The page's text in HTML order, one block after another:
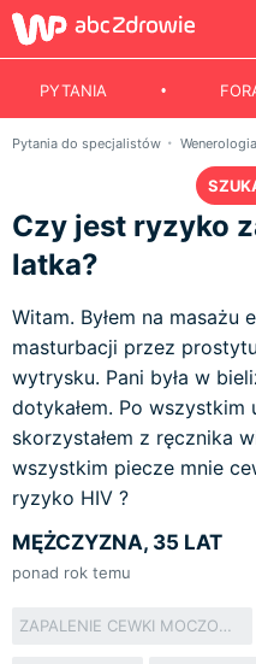
PYTANIA
Pytania do specjalistów Wenerologia
Czy jest ryzyko
latka?
Witam. Byłem na masażu
masturbacji przez
wytrysku. Pani była w
dotykałem. Po wszystkim
skorzystałem z ręcznika
wszystkim piecze mnie
ryzyko HIV ?
MĘŻCZYZNA, 35 LAT
ponad rok temu
ZAPALENIE CEWKI MOCZOWEJ